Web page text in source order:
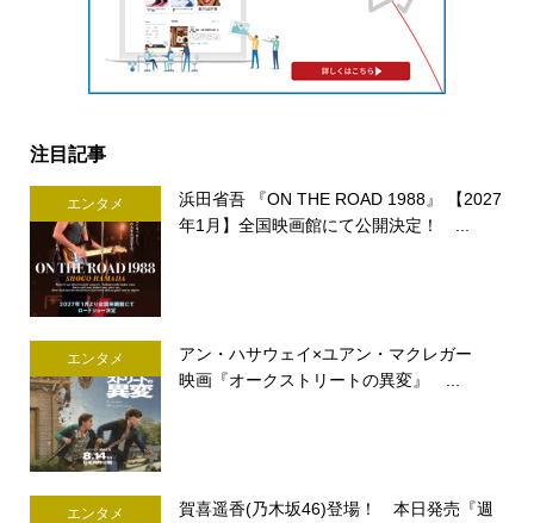
注目記事
エンタメ
浜田省吾 『ON THE ROAD 1988』 【2027
年1月】全国映画館にて公開決定！ ...
エンタメ
アン・ハサウェイ×ユアン・マクレガー
映画『オークストリートの異変』 ...
エンタメ
賀喜遥香(乃木坂46)登場！ 本日発売『週